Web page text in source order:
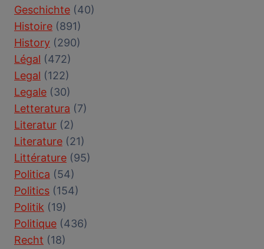
Geschichte (40)
Histoire (891)
History (290)
Légal (472)
Legal (122)
Legale (30)
Letteratura (7)
Literatur (2)
Literature (21)
Littérature (95)
Politica (54)
Politics (154)
Politik (19)
Politique (436)
Recht (18)